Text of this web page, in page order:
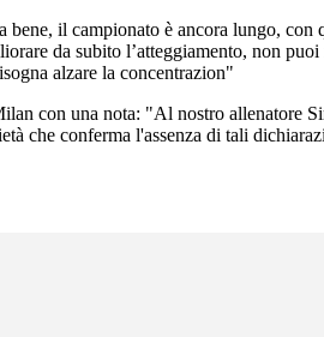
il campionato è ancora lungo,
da subito l’atteggiamento, non
alzare la concentrazion"
con una nota: "Al nostro allenatore
che conferma l'assenza di tali